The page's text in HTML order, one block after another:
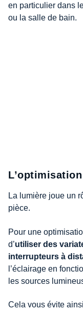
en particulier dans
ou la salle de bain.
La lumière joue un
pièce.
Pour une
d’utiliser des
interrupteurs à
l’éclairage en
les sources
Cela vous évite